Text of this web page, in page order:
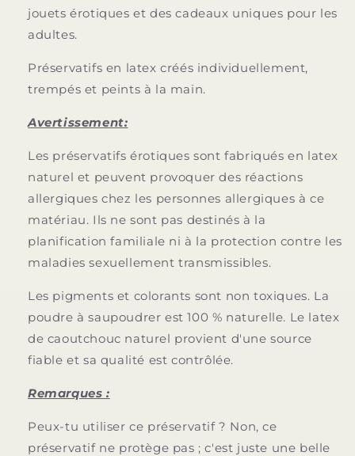
jouets érotiques et des cadeaux uniques pour les
adultes.
Préservatifs en latex créés individuellement,
trempés et peints à la main.
Avertissement:
Les préservatifs érotiques sont fabriqués en latex
naturel et peuvent provoquer des réactions
allergiques chez les personnes allergiques à ce
matériau. Ils ne sont pas destinés à la
planification familiale ni à la protection contre les
maladies sexuellement transmissibles.
Les pigments et colorants sont non toxiques. La
poudre à saupoudrer est 100 % naturelle. Le latex
de caoutchouc naturel provient d'une source
fiable et sa qualité est contrôlée.
Remarques :
Peux-tu utiliser ce préservatif ? Non, ce
préservatif ne protège pas ; c'est juste une belle